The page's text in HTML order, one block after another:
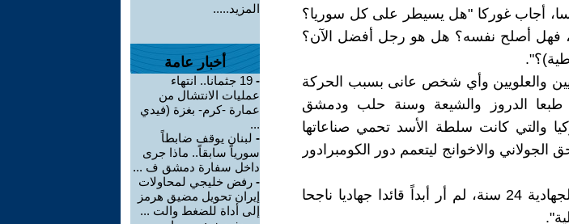
أجاب غوركا "هل يسيطر على كل سوريا؟
فهل أصلح نفسه؟ هل هو رجل أفضل الآن؟
والعلويين وأي شخص عانى بسبب الحركة
طبعا الدروز والشيعة وسنة حلب ودمشق
والتي كانت سلطة الأسد تحمي صناعاتها
والاخوانج ليتعمم دور الكومبرادور
وأضاف غوركا "أنا درست الحركات الجهادية 24 سنة، لم أر أبداً قائدا جهاديا ناجحا
المزيد.....
أخبار عامة
-
19 جثمانا.. انتهاء
عمليات الانتشال من
عمارة -كرم- بغزة (فيدي
...
- لبنان يوقف ضابطاً
سورياً سابقاً.. ماذا جرى
داخل سفارة دمشق ف ...
- رفض خليجي لمحاولات
إيران تحويل مضيق هرمز
إلى أداة للضغط والت ...